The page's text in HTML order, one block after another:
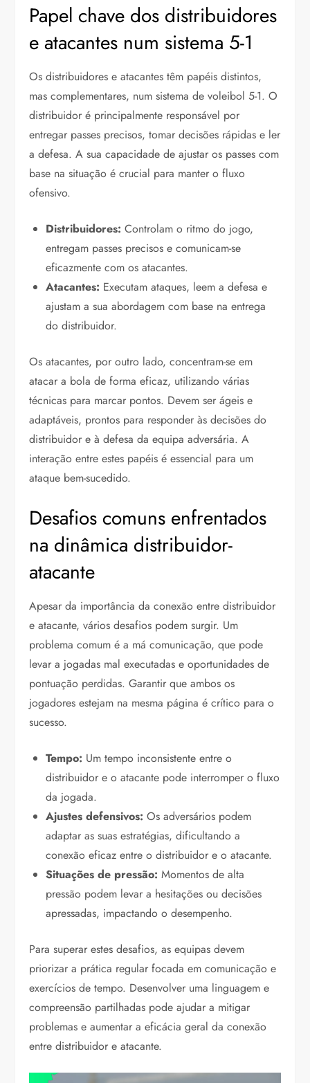
Papel chave dos distribuidores
e atacantes num sistema 5-1
Os distribuidores e atacantes têm papéis distintos,
mas complementares, num sistema de voleibol 5-1. O
distribuidor é principalmente responsável por
entregar passes precisos, tomar decisões rápidas e ler
a defesa. A sua capacidade de ajustar os passes com
base na situação é crucial para manter o fluxo
ofensivo.
Distribuidores: Controlam o ritmo do jogo,
entregam passes precisos e comunicam-se
eficazmente com os atacantes.
Atacantes: Executam ataques, leem a defesa e
ajustam a sua abordagem com base na entrega
do distribuidor.
Os atacantes, por outro lado, concentram-se em
atacar a bola de forma eficaz, utilizando várias
técnicas para marcar pontos. Devem ser ágeis e
adaptáveis, prontos para responder às decisões do
distribuidor e à defesa da equipa adversária. A
interação entre estes papéis é essencial para um
ataque bem-sucedido.
Desafios comuns enfrentados
na dinâmica distribuidor-
atacante
Apesar da importância da conexão entre distribuidor
e atacante, vários desafios podem surgir. Um
problema comum é a má comunicação, que pode
levar a jogadas mal executadas e oportunidades de
pontuação perdidas. Garantir que ambos os
jogadores estejam na mesma página é crítico para o
sucesso.
Tempo: Um tempo inconsistente entre o
distribuidor e o atacante pode interromper o fluxo
da jogada.
Ajustes defensivos: Os adversários podem
adaptar as suas estratégias, dificultando a
conexão eficaz entre o distribuidor e o atacante.
Situações de pressão: Momentos de alta
pressão podem levar a hesitações ou decisões
apressadas, impactando o desempenho.
Para superar estes desafios, as equipas devem
priorizar a prática regular focada em comunicação e
exercícios de tempo. Desenvolver uma linguagem e
compreensão partilhadas pode ajudar a mitigar
problemas e aumentar a eficácia geral da conexão
entre distribuidor e atacante.